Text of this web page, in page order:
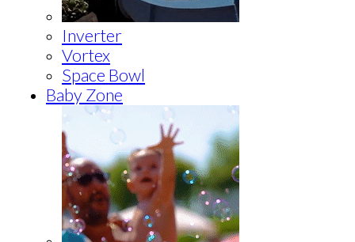
Inverter
Vortex
Space Bowl
Baby Zone